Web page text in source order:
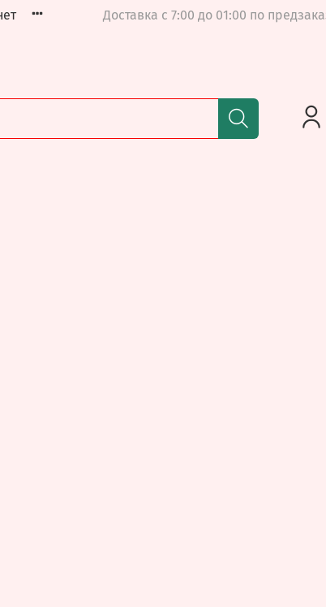
Доставка с 7:00 до 01:00 по